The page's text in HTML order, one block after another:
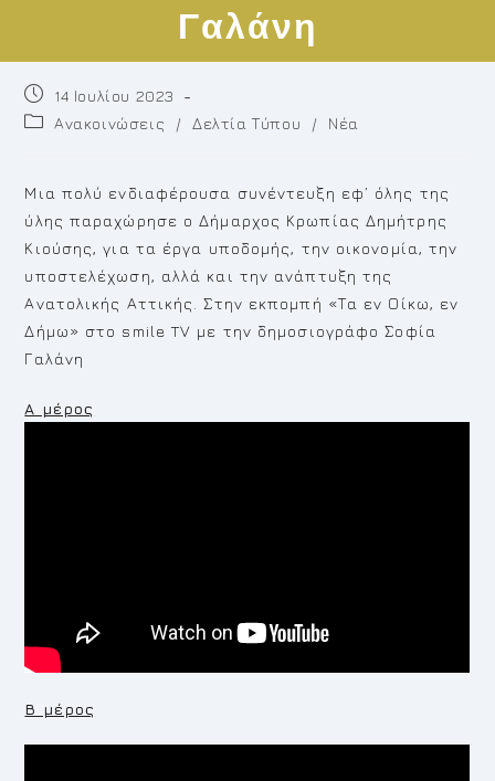
Γαλάνη
Post
published:
14 Ιουλίου 2023
PostΑνακοινώσεις / Δελτία Τύπου / Νέα
Μια πολύ ενδιαφέρουσα συνέντευξη εφ’ όλης της
ύλης παραχώρησε ο Δήμαρχος Κρωπίας Δημήτρης
Κιούσης, για τα έργα υποδομής, την οικονομία, την
υποστελέχωση, αλλά και την ανάπτυξη της
Ανατολικής Αττικής. Στην εκπομπή «Τα εν Οίκω, εν
Δήμω» στο smile TV με την δημοσιογράφο Σοφία
Γαλάνη
Α μέρος
Β μέρος